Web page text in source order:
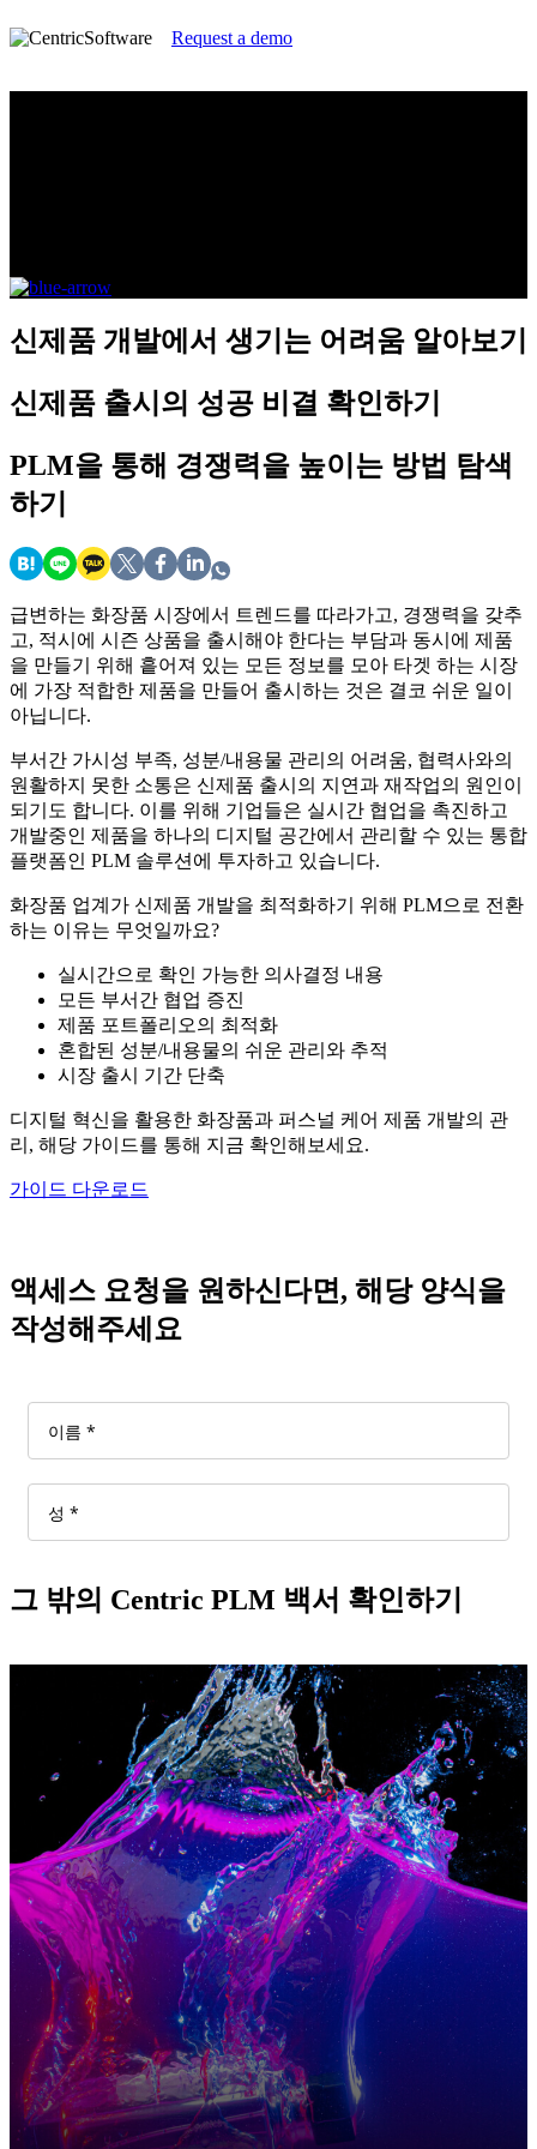
Request a demo
신제품 개발에서 생기는 어려움 알아보기
신제품 출시의 성공 비결 확인하기
PLM을 통해 경쟁력을 높이는 방법 탐색
하기
급변하는 화장품 시장에서 트렌드를 따라가고, 경쟁력을 갖추
고, 적시에 시즌 상품을 출시해야 한다는 부담과 동시에 제품
을 만들기 위해 흩어져 있는 모든 정보를 모아 타겟 하는 시장
에 가장 적합한 제품을 만들어 출시하는 것은 결코 쉬운 일이
아닙니다.
부서간 가시성 부족, 성분/내용물 관리의 어려움, 협력사와의
원활하지 못한 소통은 신제품 출시의 지연과 재작업의 원인이
되기도 합니다. 이를 위해 기업들은 실시간 협업을 촉진하고
개발중인 제품을 하나의 디지털 공간에서 관리할 수 있는 통합
플랫폼인 PLM 솔루션에 투자하고 있습니다.
화장품 업계가 신제품 개발을 최적화하기 위해 PLM으로 전환
하는 이유는 무엇일까요?
실시간으로 확인 가능한 의사결정 내용
모든 부서간 협업 증진
제품 포트폴리오의 최적화
혼합된 성분/내용물의 쉬운 관리와 추적
시장 출시 기간 단축
디지털 혁신을 활용한 화장품과 퍼스널 케어 제품 개발의 관
리, 해당 가이드를 통해 지금 확인해보세요.
가이드 다운로드
액세스 요청을 원하신다면, 해당 양식을
작성해주세요
그 밖의 Centric PLM 백서 확인하기